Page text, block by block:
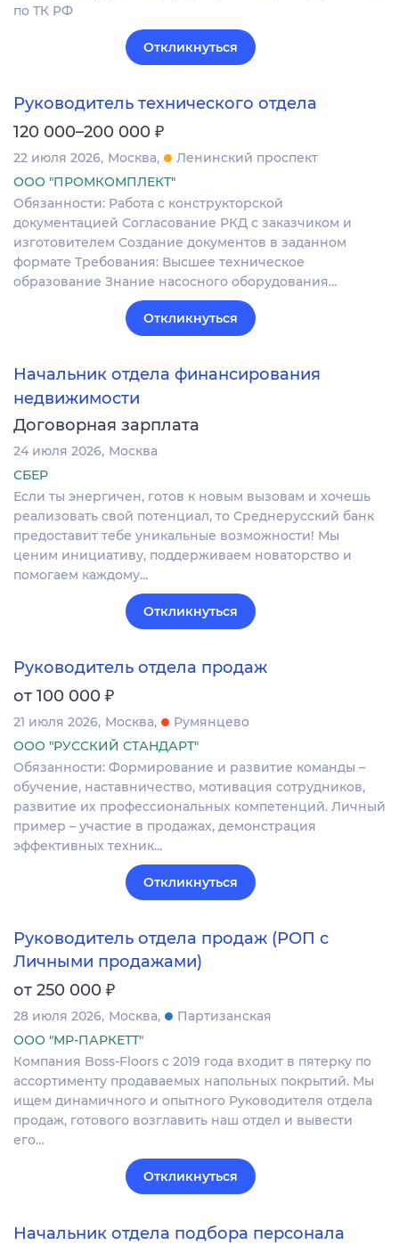
по ТК РФ
Откликнуться
Руководитель технического отдела
120 000–200 000 ₽
22 июля 2026 Москва
Ленинский проспект
ООО "ПРОМКОМПЛЕКТ"
Обязанности: Работа с конструкторской
документацией Согласование РКД с заказчиком и
изготовителем Создание документов в заданном
формате Требования: Высшее техническое
образование Знание насосного оборудования…
Откликнуться
Начальник отдела финансирования
недвижимости
Договорная зарплата
24 июля 2026 Москва
СБЕР
Если ты энергичен, готов к новым вызовам и хочешь
реализовать свой потенциал, то Среднерусский банк
предоставит тебе уникальные возможности! Мы
ценим инициативу, поддерживаем новаторство и
помогаем каждому…
Откликнуться
Руководитель отдела продаж
от 100 000 ₽
21 июля 2026 Москва
Румянцево
ООО "РУССКИЙ СТАНДАРТ"
Обязанности: Формирование и развитие команды –
обучение, наставничество, мотивация сотрудников,
развитие их профессиональных компетенций. Личный
пример – участие в продажах, демонстрация
эффективных техник…
Откликнуться
Руководитель отдела продаж (РОП с
Личными продажами)
от 250 000 ₽
28 июля 2026 Москва
Партизанская
ООО "МР-ПАРКЕТТ"
Компания Boss-Floors с 2019 года входит в пятерку по
ассортименту продаваемых напольных покрытий. Мы
ищем динамичного и опытного Руководителя отдела
продаж, готового возглавить наш отдел и вывести
его…
Откликнуться
Начальник отдела подбора персонала